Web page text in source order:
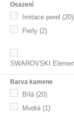
Osazení
Imitace perel (20)
Perly (2)
SWAROVSKI
Barva kamene
Bílá (20)
Modrá (1)